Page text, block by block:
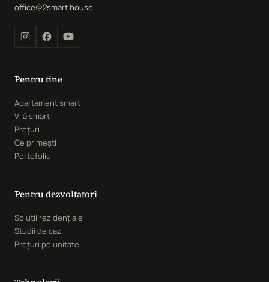
office@2smart.house
Pentru tine
Apartament smart
Vilă smart
Prețuri
Ce primești
Portofoliu
Pentru dezvoltatori
Soluții rezidențiale
Studii de caz
Prețuri pe unitate